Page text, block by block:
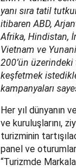
yanı sıra tatil
itibaren ABD,
Afrika, Hindistan,
Vietnam ve
200’ün
keşfetmek
kampanyaları
Her yıl dünyanın
ve kuruluşlarını,
turizminin
panel ve
“Turizmde